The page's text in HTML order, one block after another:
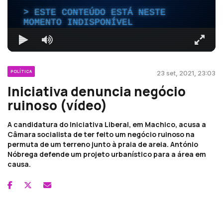
ESTE CONTEÚDO ESTÁ NESTE
MOMENTO INDISPONÍVEL
POLÍTICA 23 set, 2021, 23:03
Iniciativa denuncia negócio
ruinoso (vídeo)
A candidatura do Iniciativa Liberal, em Machico, acusa a
Câmara socialista de ter feito um negócio ruinoso na
permuta de um terreno junto à praia de areia. António
Nóbrega defende um projeto urbanístico para a área em
causa.